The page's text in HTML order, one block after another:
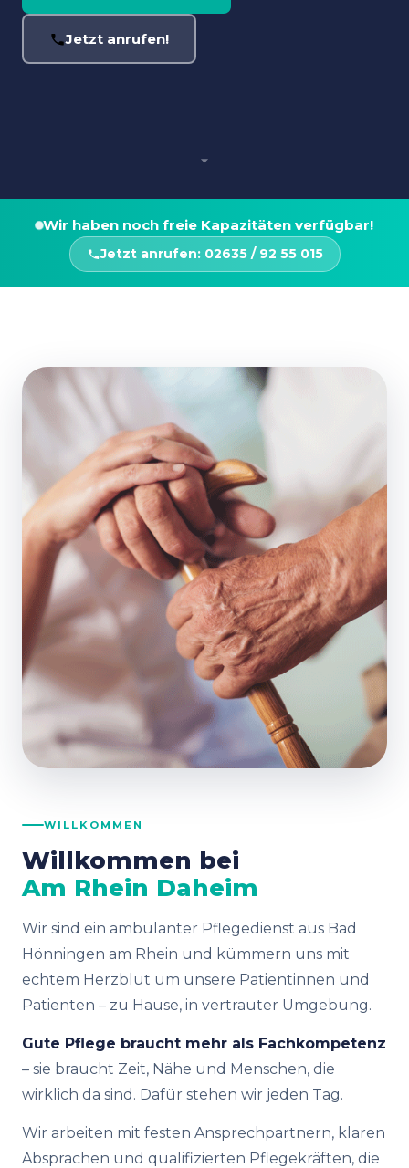
Jetzt anrufen!
Wir haben noch freie Kapazitäten verfügbar!
Jetzt anrufen: 02635 / 92 55 015
WILLKOMMEN
Willkommen bei
Am Rhein Daheim
Wir sind ein ambulanter Pflegedienst aus Bad
Hönningen am Rhein und kümmern uns mit
echtem Herzblut um unsere Patientinnen und
Patienten – zu Hause, in vertrauter Umgebung.
Gute Pflege braucht mehr als Fachkompetenz
– sie braucht Zeit, Nähe und Menschen, die
wirklich da sind. Dafür stehen wir jeden Tag.
Wir arbeiten mit festen Ansprechpartnern, klaren
Absprachen und qualifizierten Pflegekräften, die